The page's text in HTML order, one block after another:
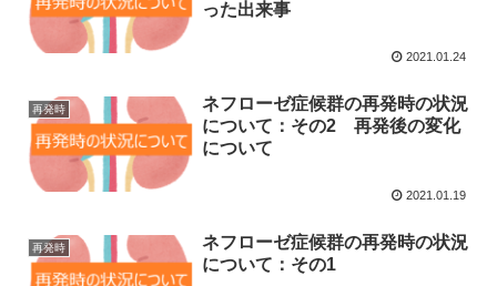
った出来事
2021.01.24
再発時
ネフローゼ症候群の再発時の状況
について：その2 再発後の変化
について
2021.01.19
再発時
ネフローゼ症候群の再発時の状況
について：その1